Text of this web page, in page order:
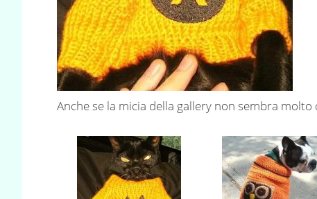
Anche se la micia della gallery non sembra